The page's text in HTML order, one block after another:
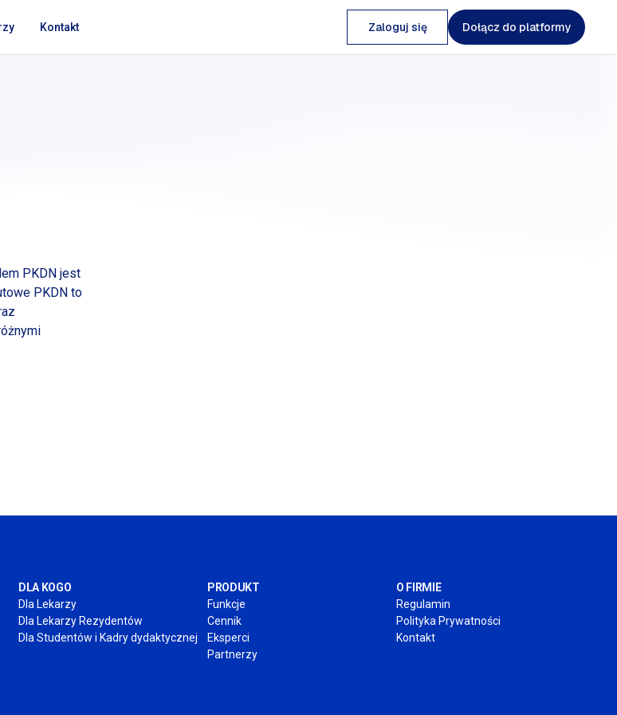
Kontakt Zaloguj się Dołącz do platformy
PKDN jest
PKDN to
DLA KOGO
Dla Lekarzy
Dla Lekarzy Rezydentów
Dla Studentów i Kadrydydaktycznej
PRODUKT
Funkcje
Cennik
Eksperci
Partnerzy
O FIRMIE
Regulamin
Polityka Prywatności
Kontakt